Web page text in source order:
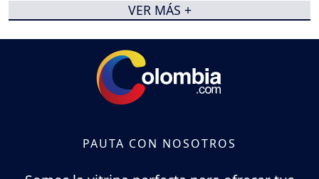
VER MÁS +
PAUTA CON NOSOTROS